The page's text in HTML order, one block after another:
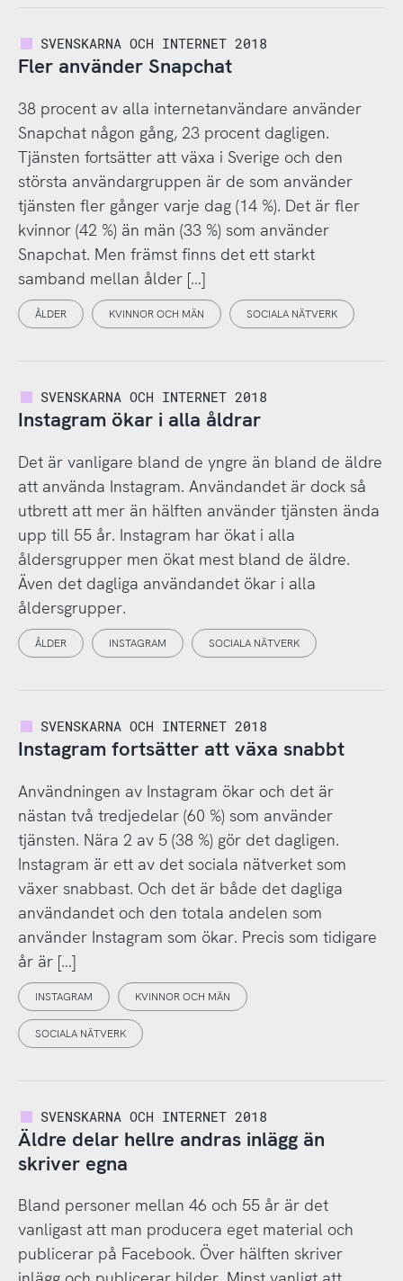
SVENSKARNA OCH INTERNET 2018
Fler använder Snapchat
38 procent av alla internetanvändare använder
Snapchat någon gång, 23 procent dagligen.
Tjänsten fortsätter att växa i Sverige och den
största användargruppen är de som använder
tjänsten fler gånger varje dag (14 %). Det är fler
kvinnor (42 %) än män (33 %) som använder
Snapchat. Men främst finns det ett starkt
samband mellan ålder […]
ÅLDER KVINNOR OCH MÄN SOCIALA NÄTVERK
SVENSKARNA OCH INTERNET 2018
Instagram ökar i alla åldrar
Det är vanligare bland de yngre än bland de äldre
att använda Instagram. Användandet är dock så
utbrett att mer än hälften använder tjänsten ända
upp till 55 år. Instagram har ökat i alla
åldersgrupper men ökat mest bland de äldre.
Även det dagliga användandet ökar i alla
åldersgrupper.
ÅLDER INSTAGRAM SOCIALA NÄTVERK
SVENSKARNA OCH INTERNET 2018
Instagram fortsätter att växa snabbt
Användningen av Instagram ökar och det är
nästan två tredjedelar (60 %) som använder
tjänsten. Nära 2 av 5 (38 %) gör det dagligen.
Instagram är ett av det sociala nätverket som
växer snabbast. Och det är både det dagliga
användandet och den totala andelen som
använder Instagram som ökar. Precis som tidigare
år är […]
INSTAGRAM KVINNOR OCH MÄN
SOCIALA NÄTVERK
SVENSKARNA OCH INTERNET 2018
Äldre delar hellre andras inlägg än
skriver egna
Bland personer mellan 46 och 55 år är det
vanligast att man producera eget material och
publicerar på Facebook. Över hälften skriver